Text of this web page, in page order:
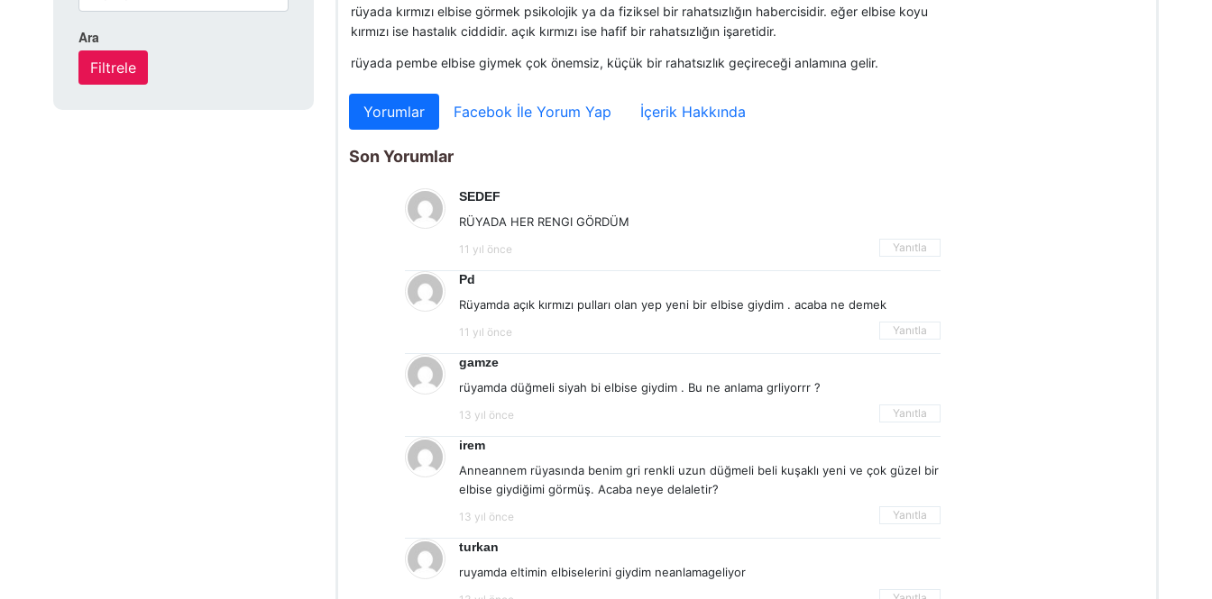
Ara
rüyada kırmızı elbise görmek psikolojik ya da fiziksel bir rahatsızlığın habercisidir. eğer elbise koyu
kırmızı ise hastalık ciddidir. açık kırmızı ise hafif bir rahatsızlığın işaretidir.
rüyada pembe elbise giymek çok önemsiz, küçük bir rahatsızlık geçireceği anlamına gelir.
Yorumlar Facebok İle Yorum Yap İçerik Hakkında
Son Yorumlar
SEDEF
RÜYADA HER RENGI GÖRDÜM
11 yıl önce Yanıtla
Pd
Rüyamda açık kırmızı pulları olan yep yeni bir elbise giydim . acaba ne demek
11 yıl önce Yanıtla
gamze
rüyamda düğmeli siyah bi elbise giydim . Bu ne anlama grliyorrr ?
13 yıl önce Yanıtla
irem
Anneannem rüyasında benim gri renkli uzun düğmeli beli kuşaklı yeni ve çok güzel bir
elbise giydiğimi görmüş. Acaba neye delaletir?
13 yıl önce Yanıtla
turkan
ruyamda eltimin elbiselerini giydim neanlamageliyor